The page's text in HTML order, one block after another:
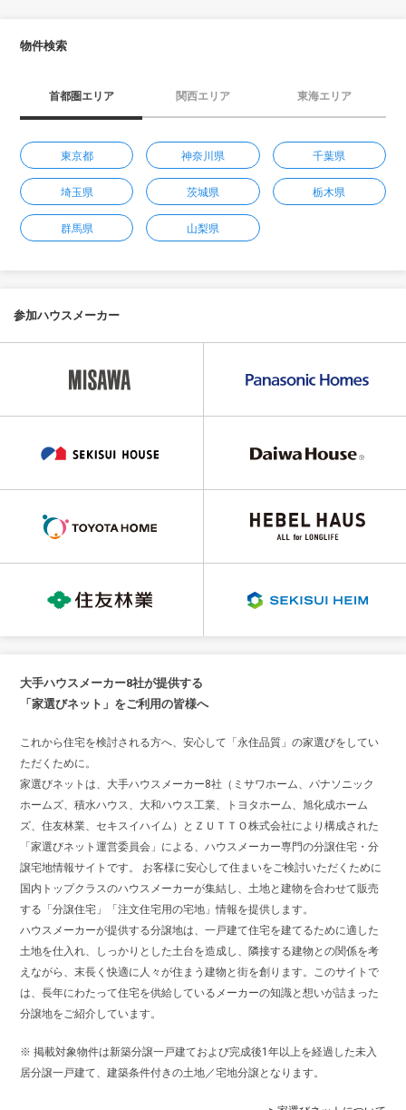
物件検索
首都圏エリア 関西エリア 東海エリア
東京都 神奈川県 千葉県
埼玉県 茨城県 栃木県
群馬県 山梨県
参加ハウスメーカー
大手ハウスメーカー8社が提供する
「家選びネット」をご利用の皆様へ
これから住宅を検討される方へ、安心して「永住品質」の家選びをしてい
ただくために。
家選びネットは、大手ハウスメーカー8社（ミサワホーム、パナソニック
ホームズ、積水ハウス、大和ハウス工業、トヨタホーム、旭化成ホーム
ズ、住友林業、セキスイハイム）とＺＵＴＴＯ株式会社により構成された
「家選びネット運営委員会」による、ハウスメーカー専門の分譲住宅・分
譲宅地情報サイトです。 お客様に安心して住まいをご検討いただくために
国内トップクラスのハウスメーカーが集結し、土地と建物を合わせて販売
する「分譲住宅」「注文住宅用の宅地」情報を提供します。
ハウスメーカーが提供する分譲地は、一戸建て住宅を建てるために適した
土地を仕入れ、しっかりとした土台を造成し、隣接する建物との関係を考
えながら、末長く快適に人々が住まう建物と街を創ります。このサイトで
は、長年にわたって住宅を供給しているメーカーの知識と想いが詰まった
分譲地をご紹介しています。
※ 掲載対象物件は新築分譲一戸建ておよび完成後1年以上を経過した未入
居分譲一戸建て、建築条件付きの土地／宅地分譲となります。